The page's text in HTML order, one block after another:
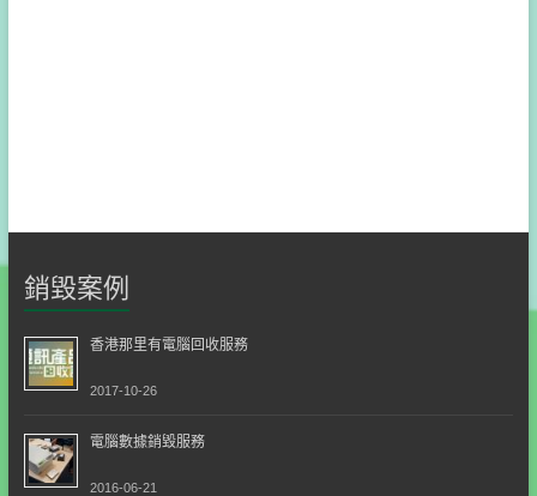
銷毀案例
香港那里有電腦回收服務
2017-10-26
電腦數據銷毀服務
2016-06-21